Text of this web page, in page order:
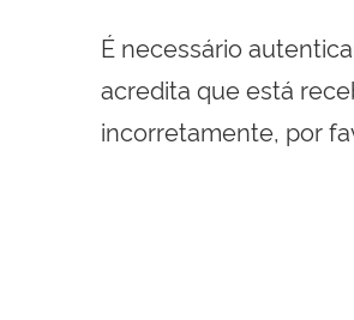
É necessário
acredita que está
incorretamente, por